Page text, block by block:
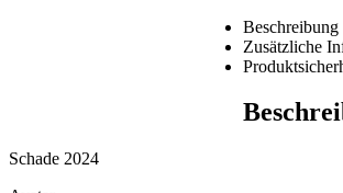
Beschreibung
Zusätzliche
Schade 2024